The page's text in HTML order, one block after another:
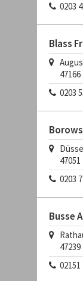
0203
Blass
47166
0203
47051
0203
Busse
47239
02151